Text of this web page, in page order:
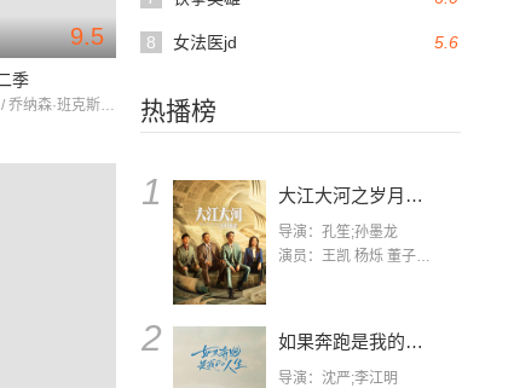
5.6
8 女法医jd
热播榜
1 大江大河之岁月如歌
导演：孔笙;孙墨龙
演员：王凯 杨烁 董子健 杨采钰 张佳宁 练练 林栋甫 房子斌
2 如果奔跑是我的人生
导演：沈严;李江明
9.5
季
鲍勃·奥登科克 / 乔纳森·班克斯 / 蕾亚·塞洪